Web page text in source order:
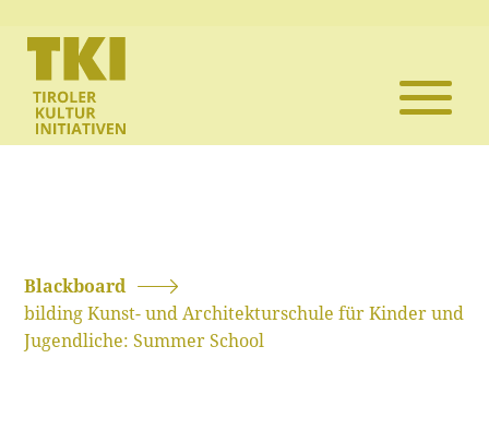
Blackboard
bilding Kunst- und Architekturschule für Kinder und
Jugendliche: Summer School
Die TKI
Mitglieder